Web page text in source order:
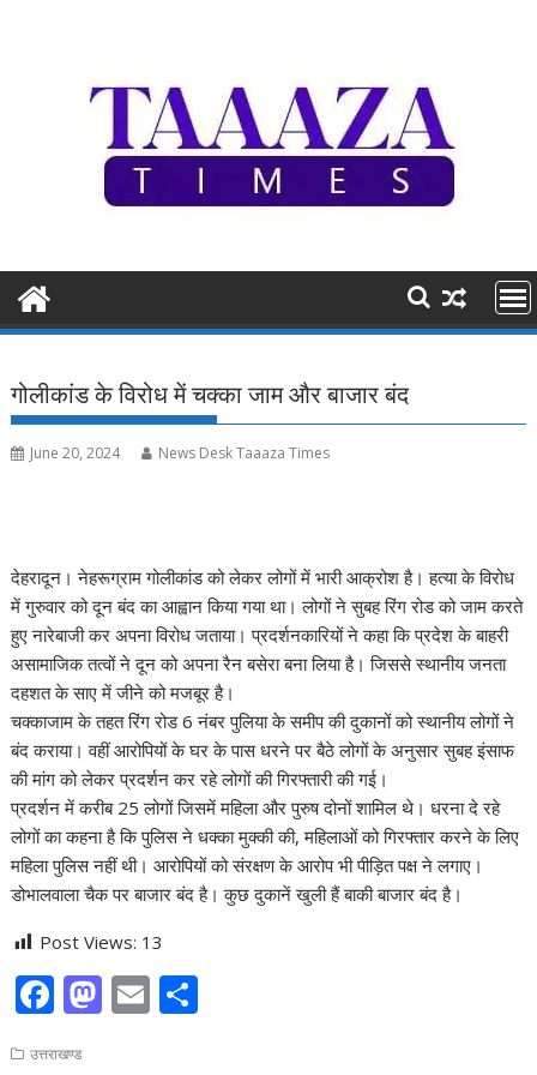
गोलीकांड के विरोध में चक्का जाम और बाजार बंद
June 20, 2024 News Desk Taaaza Times
देहरादून। नेहरूग्राम गोलीकांड को लेकर लोगों में भारी आक्रोश है। हत्या के विरोध
में गुरुवार को दून बंद का आह्वान किया गया था। लोगों ने सुबह रिंग रोड को जाम करते
हुए नारेबाजी कर अपना विरोध जताया। प्रदर्शनकारियों ने कहा कि प्रदेश के बाहरी
असामाजिक तत्वों ने दून को अपना रैन बसेरा बना लिया है। जिससे स्थानीय जनता
दहशत के साए में जीने को मजबूर है।
चक्काजाम के तहत रिंग रोड 6 नंबर पुलिया के समीप की दुकानों को स्थानीय लोगों ने
बंद कराया। वहीं आरोपियों के घर के पास धरने पर बैठे लोगों के अनुसार सुबह इंसाफ
की मांग को लेकर प्रदर्शन कर रहे लोगों की गिरफ्तारी की गई।
प्रदर्शन में करीब 25 लोगों जिसमें महिला और पुरुष दोनों शामिल थे। धरना दे रहे
लोगों का कहना है कि पुलिस ने धक्का मुक्की की, महिलाओं को गिरफ्तार करने के लिए
महिला पुलिस नहीं थी। आरोपियों को संरक्षण के आरोप भी पीड़ित पक्ष ने लगाए।
डोभालवाला चैक पर बाजार बंद है। कुछ दुकानें खुली हैं बाकी बाजार बंद है।
Post Views: 13
F M E
उत्तराखण्ड